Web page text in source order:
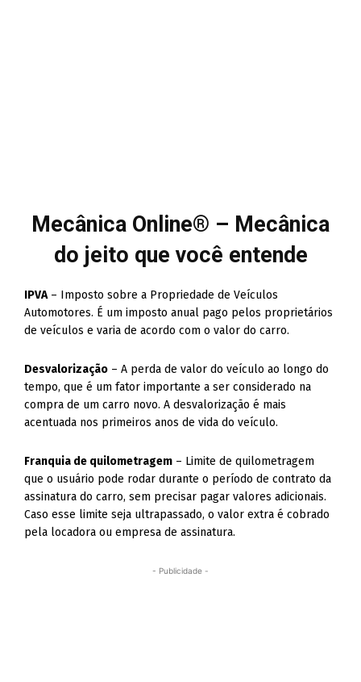
Mecânica Online® – Mecânica
do jeito que você entende
IPVA– Imposto sobre a Propriedade de Veículos
Automotores. É um imposto anual pago pelos proprietários
de veículos e varia de acordo com o valor do carro.
Desvalorização – A perda de valor do veículo ao longo do
tempo, que é um fator importante a ser considerado na
compra de um carro novo. A desvalorização é mais
acentuada nos primeiros anos de vida do veículo.
Franquia de quilometragem – Limite de quilometragem
que o usuário pode rodar durante o período de contrato da
assinatura do carro, sem precisar pagar valores adicionais.
Caso esse limite seja ultrapassado, o valor extra é cobrado
pela locadora ou empresa de assinatura.
- Publicidade -